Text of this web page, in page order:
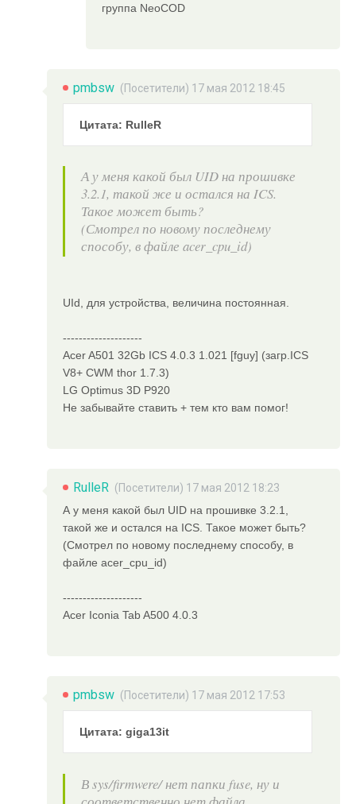
группа NeoCOD
pmbsw (Посетители) 17 мая 2012 18:45
Цитата: RulleR
А у меня какой был UID на прошивке
3.2.1, такой же и остался на ICS.
Такое может быть?
(Смотрел по новому последнему
способу, в файле acer_cpu_id)
UId, для устройства, величина постоянная.
--------------------
Acer A501 32Gb ICS 4.0.3 1.021 [fguy] (загр.ICS
V8+ CWM thor 1.7.3)
LG Optimus 3D P920
Не забывайте ставить + тем кто вам помог!
RulleR (Посетители) 17 мая 2012 18:23
А у меня какой был UID на прошивке 3.2.1,
такой же и остался на ICS. Такое может быть?
(Смотрел по новому последнему способу, в
файле acer_cpu_id)
--------------------
Acer Iconia Tab A500 4.0.3
pmbsw (Посетители) 17 мая 2012 17:53
Цитата: giga13it
В sys/firmwere/ нет папки fuse, ну и